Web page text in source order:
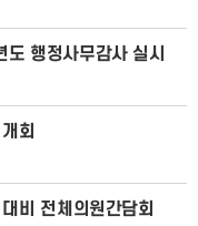
행정사무감사 실시
회
비 전체의원간담회